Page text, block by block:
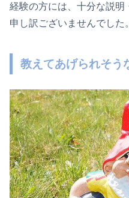
経験の方には、十分な説明
申し訳ございませんでした。
教えてあげられそう